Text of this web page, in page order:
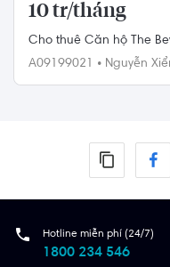
10 tr/tháng
Cho thuê Căn hộ The
m² view sông thoáng
A09199021 • Nguyễn
Hotline miễn phí (24/7)
1800 234 546